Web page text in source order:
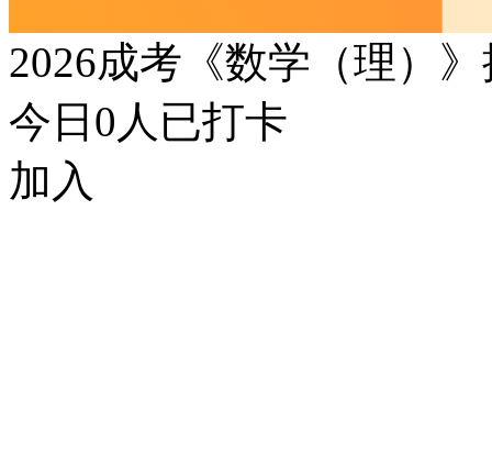
2026成考《数学（理）
今日 0 人已打卡
加入